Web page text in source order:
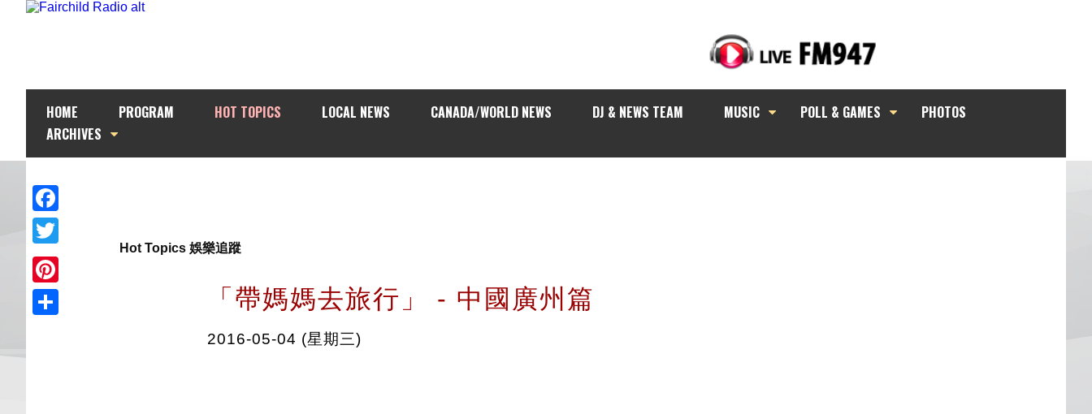
HOME PROGRAM HOT TOPICS LOCAL NEWS CANADA/WORLD NEWS DJ & NEWS TEAM MUSIC POLL & GAMES
PHOTOS
ARCHIVES
Facebook
Twitter
Pinterest
Hot Topics 娛樂追蹤
「帶媽媽去旅行」 - 中國廣州篇
2016-05-04 (星期三)